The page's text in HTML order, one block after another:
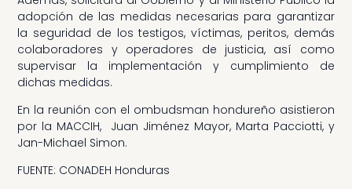
adopción de las medidas necesarias para garantizar
la seguridad de los testigos, víctimas, peritos, demás
colaboradores y operadores de justicia, así como
supervisar la implementación y cumplimiento de
dichas medidas.
En la reunión con el ombudsman hondureño asistieron
por la MACCIH, Juan Jiménez Mayor, Marta Pacciotti, y
Jan-Michael Simon.
FUENTE: CONADEH Honduras